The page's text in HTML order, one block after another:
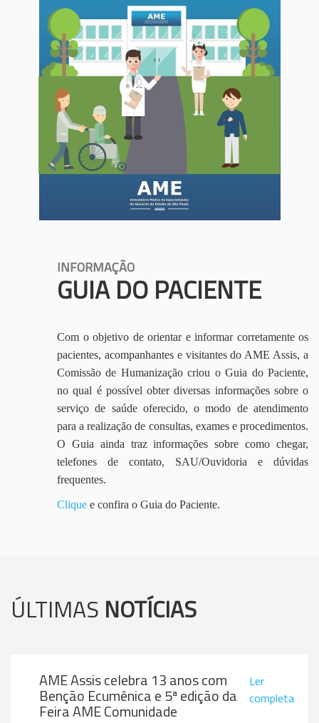
INFORMAÇÃO
GUIA DO PACIENTE
Com o objetivo de orientar e informar corretamente os
pacientes, acompanhantes e visitantes do AME Assis, a
Comissão de Humanização criou o Guia do Paciente,
no qual é possível obter diversas informações sobre o
serviço de saúde oferecido, o modo de atendimento
para a realização de consultas, exames e procedimentos.
O Guia ainda traz informações sobre como chegar,
telefones de contato, SAU/Ouvidoria e dúvidas
frequentes.
Clique e confira o Guia do Paciente.
ÚLTIMAS NOTÍCIAS
AME Assis celebra 13 anos com
Benção Ecumênica e 5ª edição da
Feira AME Comunidade
Ler
completa